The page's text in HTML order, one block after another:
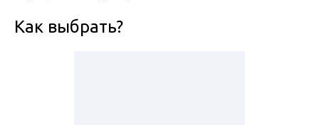
Как выбрать?